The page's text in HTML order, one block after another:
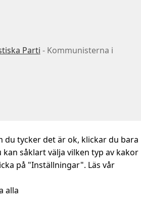
Parti - Kommunisterna i
du tycker det är ok, klickar du bara
kan såklart välja vilken typ av kakor
på "Inställningar". Läs vår
alla